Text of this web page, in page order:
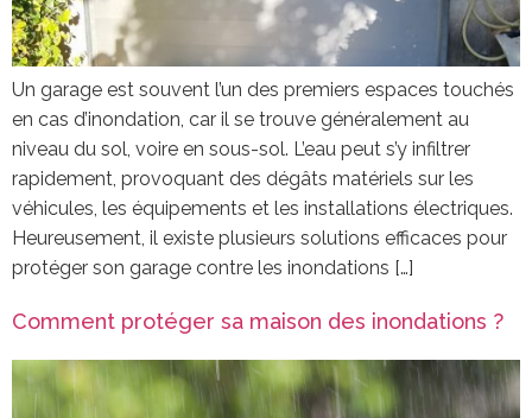
Un garage est souvent l’un des premiers espaces touchés
en cas d’inondation, car il se trouve généralement au
niveau du sol, voire en sous-sol. L’eau peut s’y infiltrer
rapidement, provoquant des dégâts matériels sur les
véhicules, les équipements et les installations électriques.
Heureusement, il existe plusieurs solutions efficaces pour
protéger son garage contre les inondations […]
Comment protéger sa maison des inondations ?